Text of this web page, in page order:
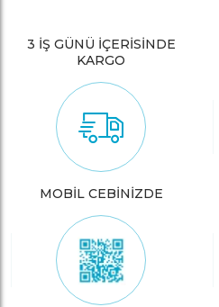
3 İŞ GÜNÜ İÇERİSİNDE
KARGO
MOBİL CEBİNİZDE